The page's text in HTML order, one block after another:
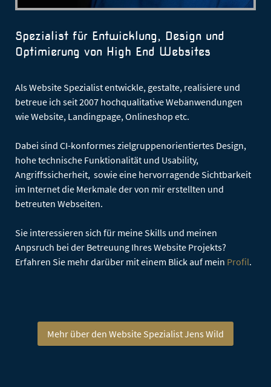
Spezialist für Entwicklung, Design und
Optimierung von High End Websites
Als Website Spezialist entwickle, gestalte, realisiere und
betreue ich seit 2007 hochqualitative Webanwendungen
wie Website, Landingpage, Onlineshop etc.
Dabei sind CI-konformes zielgruppenorientiertes Design,
hohe technische Funktionalität und Usability,
Angriffssicherheit, sowie eine hervorragende Sichtbarkeit
im Internet die Merkmale der von mir erstellten und
betreuten Webseiten.
Sie interessieren sich für meine Skills und meinen
Anpsruch bei der Betreuung Ihres Website Projekts?
Erfahren Sie mehr darüber mit einem Blick auf mein Profil.
Mehr über den Website Spezialist Jens Wild